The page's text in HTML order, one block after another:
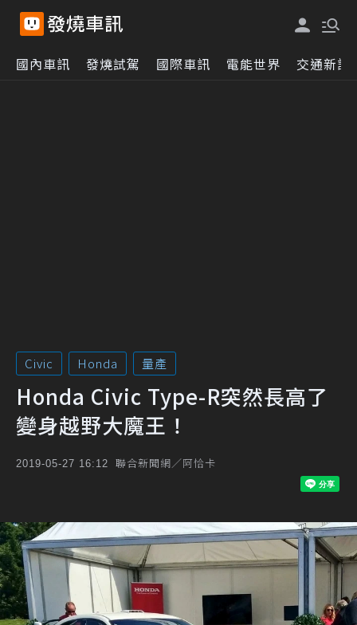
國內車訊 發燒試駕 國際車訊 電能世界 交通新訊
Civic Honda 量產
Honda Civic Type-R突然長高了
變身越野大魔王！
2019-05-27 16:12 聯合新聞網／阿恰卡